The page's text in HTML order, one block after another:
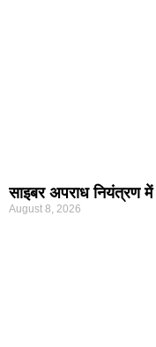
साइबर अपराध नियंत्रण
August 8, 2026